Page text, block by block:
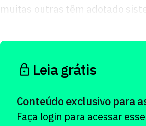
muitas outras têm adotado
Leia grátis
Conteúdo exclusivo para
Faça login para acessar